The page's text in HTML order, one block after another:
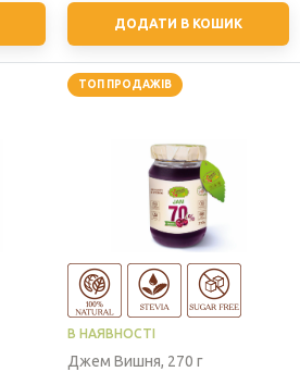
ДОДАТИ В КОШИК
ТОП ПРОДАЖІВ
В НАЯВНОСТІ
Джем Вишня, 270 г